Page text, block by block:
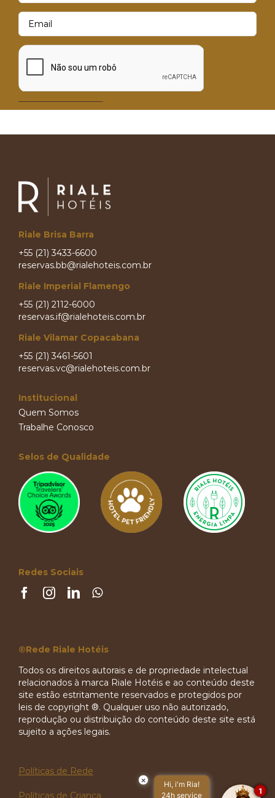
Riale Brisa Barra
+55 (21) 3433-6600
reservas.bb@rialehoteis.com.br
Riale Imperial Flamengo
+55 (21) 2112-6000
reservas.if@rialehoteis.com.br
Riale Vilamar Copacabana
+55 (21) 3461-5601
reservas.vc@rialehoteis.com.br
Institucional
Quem Somos
Trabalhe Conosco
Selos de Qualidade
Redes Sociais
®Rede Riale Hotéis
Todos os direitos autorais e de propriedade intelectual
relacionados à marca Riale Hotéis e ao conteúdo deste
site estão estritamente reservados e protegidos por
leis de copyright ®. Qualquer uso não autorizado,
reprodução ou distribuição do conteúdo deste site está
sujeito a ações legais.
Políticas de Rede
Políticas de Criança
×
Hi, i'm Ria!
24h service
1